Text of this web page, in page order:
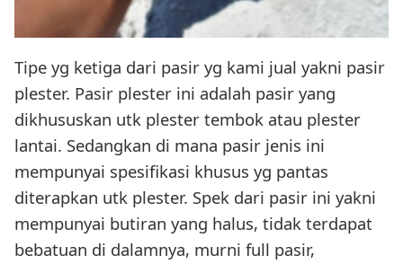
Tipe yg ketiga dari pasir yg kami jual yakni pasir
plester. Pasir plester ini adalah pasir yang
dikhususkan utk plester tembok atau plester
lantai. Sedangkan di mana pasir jenis ini
mempunyai spesifikasi khusus yg pantas
diterapkan utk plester. Spek dari pasir ini yakni
mempunyai butiran yang halus, tidak terdapat
bebatuan di dalamnya, murni full pasir,